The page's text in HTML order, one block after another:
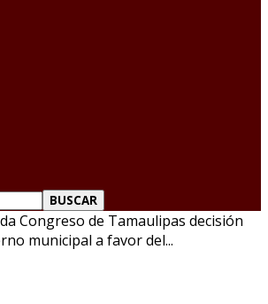
Congreso de Tamaulipas decisión
municipal a favor del...